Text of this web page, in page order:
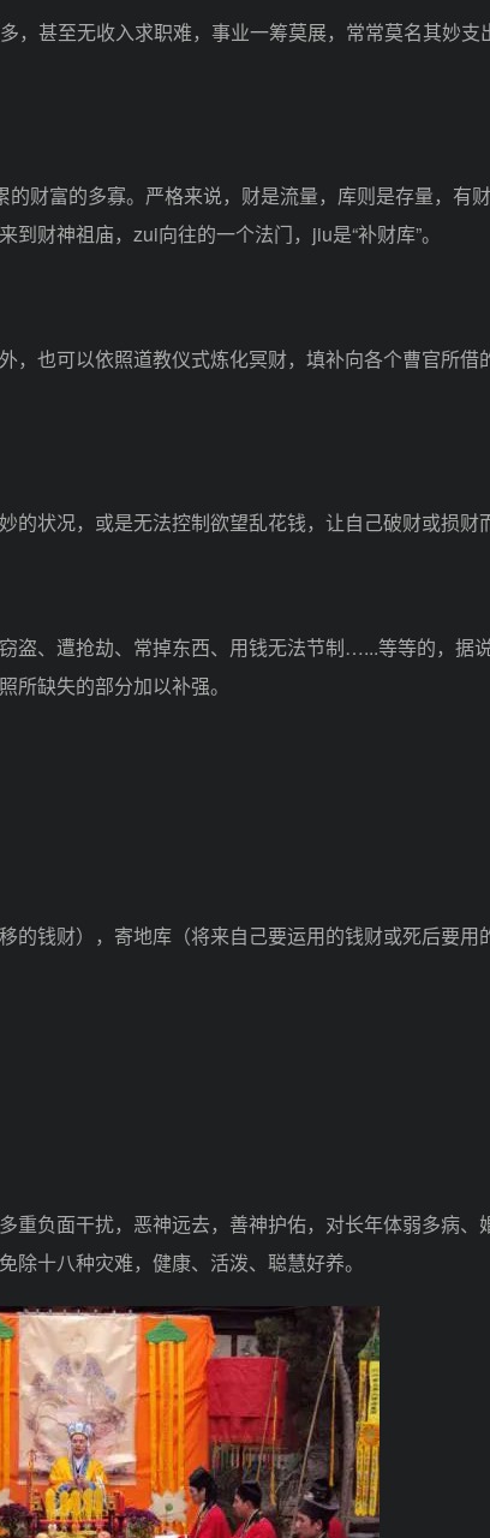
甚至无收入求职难，事业一筹莫展，常常莫名其妙支
富的多寡。严格来说，财是流量，库则是存量，有
财神祖庙，zui向往的一个法门，jiu是“补财库”。
也可以依照道教仪式炼化冥财，填补向各个曹官所借
状况，或是无法控制欲望乱花钱，让自己破财或损财
、遭抢劫、常掉东西、用钱无法节制…...等等的，据
所缺失的部分加以补强。
钱财），寄地库（将来自己要运用的钱财或死后要用
负面干扰，恶神远去，善神护佑，对长年体弱多病、
十八种灾难，健康、活泼、聪慧好养。